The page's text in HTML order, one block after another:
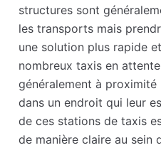
structures sont
les transports mais
une solution plus rapide
nombreux taxis en
généralement à
dans un endroit qui leur
de ces stations de taxis
de manière claire au sein